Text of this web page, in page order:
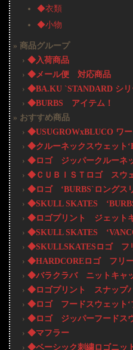
◆衣類
◆小物
» 商品グループ
› ◆入荷商品
› ◆メール便 対応商品
› ◆BA.KU `STANDARD シリ
› ◆BURBS アイテム！
» おすすめ商品
› ◆USUGROWxBLUCO ワ
› ◆クルーネックスウェット
› ◆ロゴ ジッパークルーネ
› ◆ＣＵＢＩＳＴロゴ スウ
› ◆ロゴ ‘BURBS`ロングス
› ◆SKULL SKATES
› ◆ロゴプリント ジェット
› ◆SKULL SKATES
› ◆SKULLSKATESロゴ フ
› ◆HARDCOREロゴ フリ
› ◆バラクラバ ニットキャ
› ◆ロゴプリント スナップ
› ◆ロゴ フードスウェット‘
› ◆ロゴ ジッパーフードス
› ◆マフラー
› ◆ベーシック刺繍ロゴニッ